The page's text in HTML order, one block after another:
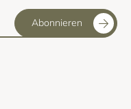
Abonnieren